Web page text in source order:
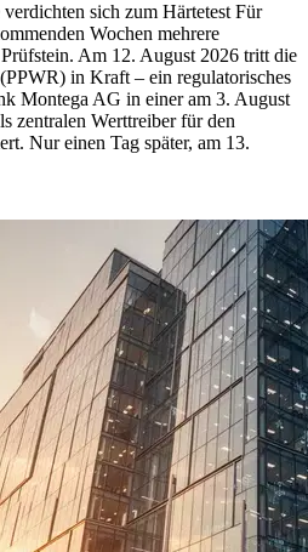
sich zum Härtetest Für
Wochen mehrere
Am 12. August 2026 tritt die
in Kraft – ein regulatorisches
Montega AG in einer am 3. August
zentralen Werttreiber für den
Nur einen Tag später, am 13.